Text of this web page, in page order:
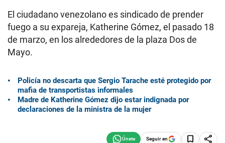
El ciudadano venezolano es sindicado de prender
fuego a su expareja, Katherine Gómez, el pasado 18
de marzo, en los alrededores de la plaza Dos de
Mayo.
Policía no descarta que Sergio Tarache esté protegido por
mafia de transportistas informales
Madre de Katherine Gómez dijo estar indignada por
declaraciones de la ministra de la mujer
Seguir en